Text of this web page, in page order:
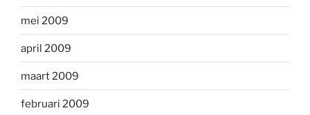
mei 2009
april 2009
maart 2009
februari 2009